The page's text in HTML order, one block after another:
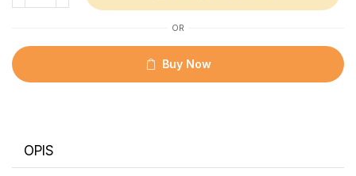
OR
Buy Now
OPIS